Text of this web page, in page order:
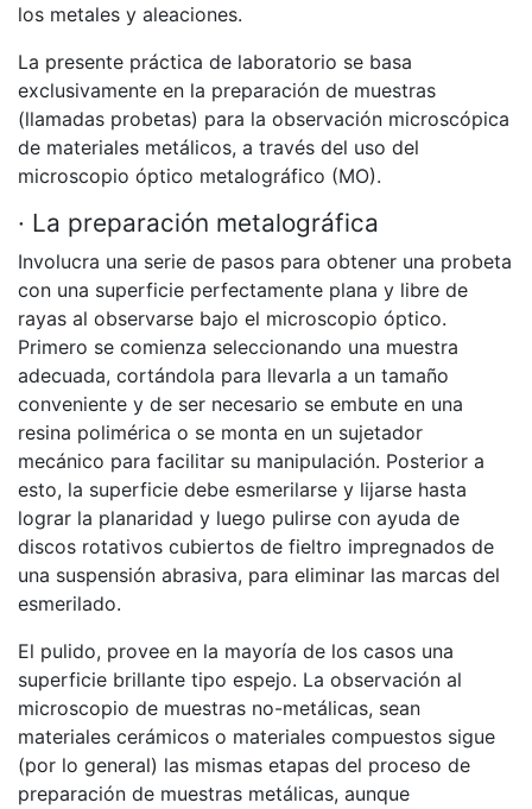
los metales y aleaciones.
La presente práctica de laboratorio se basa
exclusivamente en la preparación de muestras
(llamadas probetas) para la observación microscópica
de materiales metálicos, a través del uso del
microscopio óptico metalográfico (MO).
· La preparación metalográfica
Involucra una serie de pasos para obtener una probeta
con una superficie perfectamente plana y libre de
rayas al observarse bajo el microscopio óptico.
Primero se comienza seleccionando una muestra
adecuada, cortándola para llevarla a un tamaño
conveniente y de ser necesario se embute en una
resina polimérica o se monta en un sujetador
mecánico para facilitar su manipulación. Posterior a
esto, la superficie debe esmerilarse y lijarse hasta
lograr la planaridad y luego pulirse con ayuda de
discos rotativos cubiertos de fieltro impregnados de
una suspensión abrasiva, para eliminar las marcas del
esmerilado.
El pulido, provee en la mayoría de los casos una
superficie brillante tipo espejo. La observación al
microscopio de muestras no-metálicas, sean
materiales cerámicos o materiales compuestos sigue
(por lo general) las mismas etapas del proceso de
preparación de muestras metálicas, aunque